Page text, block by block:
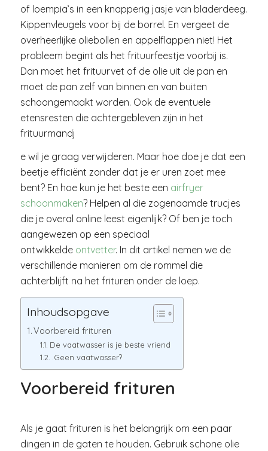
of loempia’s in een knapperig jasje van bladerdeeg.
Kippenvleugels voor bij de borrel. En vergeet de
overheerlijke oliebollen en appelflappen niet! Het
probleem begint als het frituurfeestje voorbij is.
Dan moet het frituurvet of de olie uit de pan en
moet de pan zelf van binnen en van buiten
schoongemaakt worden. Ook de eventuele
etensresten die achtergebleven zijn in het
frituurmandj
e wil je graag verwijderen. Maar hoe doe je dat een
beetje efficiënt zonder dat je er uren zoet mee
bent? En hoe kun je het beste een airfryer
schoonmaken? Helpen al die zogenaamde trucjes
die je overal online leest eigenlijk? Of ben je toch
aangewezen op een speciaal
ontwikkelde ontvetter. In dit artikel nemen we de
verschillende manieren om de rommel die
achterblijft na het frituren onder de loep.
Inhoudsopgave
Voorbereid frituren
De vaatwasser is je beste vriend
.Geen vaatwasser?
Voorbereid frituren
Als je gaat frituren is het belangrijk om een paar
dingen in de gaten te houden. Gebruik schone olie